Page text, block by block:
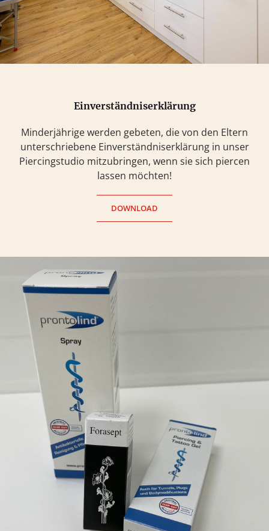
Einverständniserklärung
Minderjährige werden gebeten, die von den Eltern
unterschriebene Einverständniserklärung in unser
Piercingstudio mitzubringen, wenn sie sich piercen
lassen möchten!
DOWNLOAD